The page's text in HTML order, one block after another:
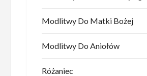
Modlitwy Do Matki Bożej
Modlitwy Do Aniołów
Różaniec